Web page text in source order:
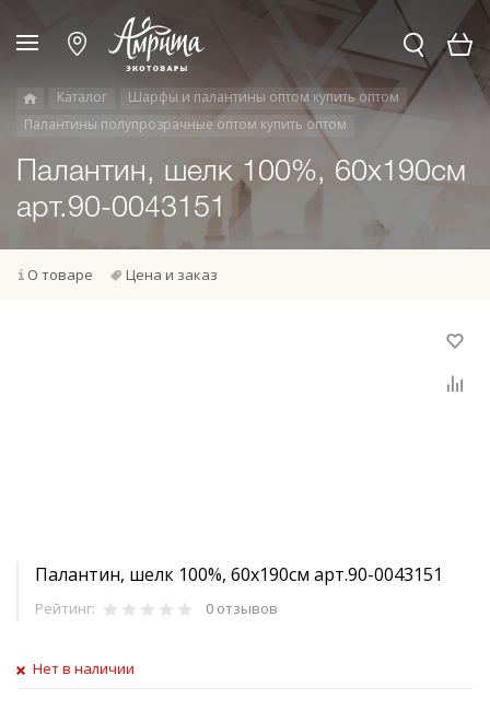
Каталог
Шарфы и палантины оптом купить оптом
Палантины полупрозрачные оптом купить оптом
Палантин, шелк 100%, 60х190см
арт.90-0043151
О товаре Цена и заказ
Палантин, шелк 100%, 60х190см арт.90-0043151
Рейтинг: 0 отзывов
Нет в наличии